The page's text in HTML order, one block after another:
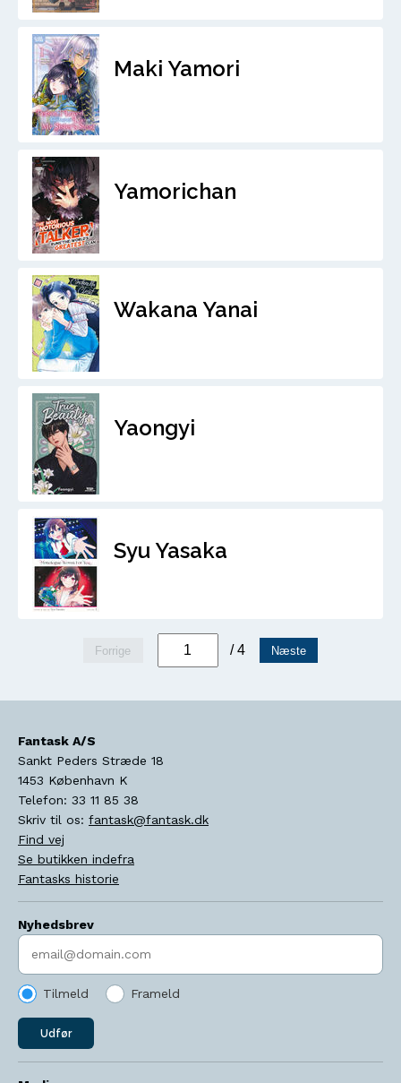
Maki Yamori
Yamorichan
Wakana Yanai
Yaongyi
Syu Yasaka
Forrige / 4 Næste
Fantask A/S
Sankt Peders Stræde 18
1453 København K
Telefon: 33 11 85 38
Skriv til os: fantask@fantask.dk
Find vej
Se butikken indefra
Fantasks historie
Nyhedsbrev
Indtast søgeord
Tilmeld Frameld
Udfør